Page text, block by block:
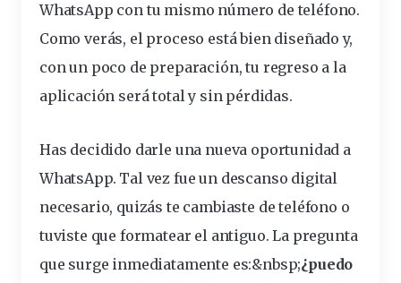
WhatsApp con tu mismo número de teléfono.
Como verás, el proceso está bien diseñado y,
con un poco de preparación, tu regreso a la
aplicación será total y sin pérdidas.
Has decidido darle una nueva oportunidad a
WhatsApp. Tal vez fue un descanso digital
necesario, quizás te cambiaste de teléfono o
tuviste que formatear el antiguo. La pregunta
que surge inmediatamente es:&nbsp;¿puedo